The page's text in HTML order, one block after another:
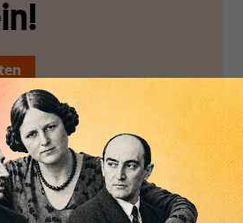
Wir verlassen die
journalistische Filterblase,
in der sich viele
eingerichtet haben. Wir
öffnen Fenster und
bringen frische Luft in die